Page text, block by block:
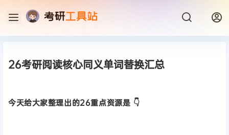
26考研阅读核心同义单词替换汇总
今天给大家整理出的26重点资源是 👇